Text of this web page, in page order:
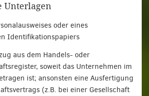
Unterlagen
oder eines
Identifikationspapiers
aus dem Handels- oder
soweit das Unternehmen im
ist; ansonsten eine Ausfertigung
(z.B. bei einer Gesellschaft